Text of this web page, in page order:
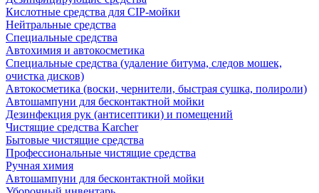
Кислотные средства для CIP-мойки
Нейтральные средства
Специальные средства
Автохимия и автокосметика
Специальные средства (удаление битума, следов мошек,
очистка дисков)
Автокосметика (воски, чернители, быстрая сушка, полироли)
Автошампуни для бесконтактной мойки
Дезинфекция рук (антисептики) и помещений
Чистящие средства Karcher
Бытовые чистящие средства
Профессиональные чистящие средства
Ручная химия
Автошампуни для бесконтактной мойки